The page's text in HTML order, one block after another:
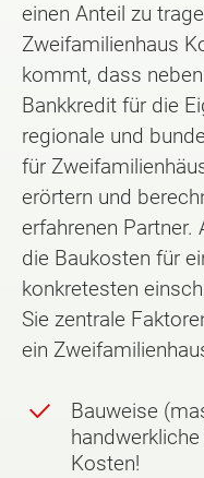
einen Anteil zu
Zweifamilienhaus
kommt, dass
Bankkredit für die
regionale und
für
erörtern und
erfahrenen Partner.
die Baukosten für
konkretesten
Sie zentrale
ein
Bauweise
Kosten!